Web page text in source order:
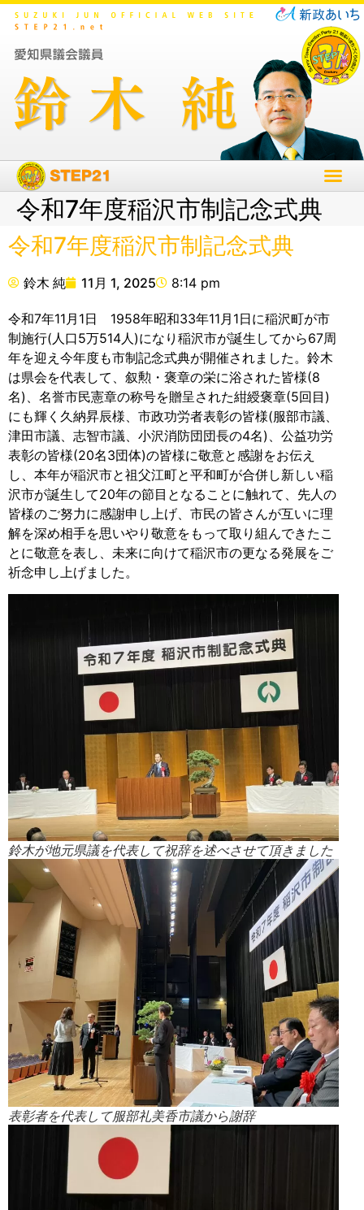
令和7年度稲沢市制記念式典
令和7年度稲沢市制記念式典
鈴木 純 11月 1, 2025 8:14 pm
令和7年11月1日 1958年昭和33年11月1日に稲沢町が市
制施行(人口5万514人)になり稲沢市が誕生してから67周
年を迎え今年度も市制記念式典が開催されました。鈴木
は県会を代表して、叙勲・褒章の栄に浴された皆様(8
名)、名誉市民憲章の称号を贈呈された紺綬褒章(5回目)
にも輝く久納昇辰様、市政功労者表彰の皆様(服部市議、
津田市議、志智市議、小沢消防団団長の4名)、公益功労
表彰の皆様(20名3団体)の皆様に敬意と感謝をお伝え
し、本年が稲沢市と祖父江町と平和町が合併し新しい稲
沢市が誕生して20年の節目となることに触れて、先人の
皆様のご努力に感謝申し上げ、市民の皆さんが互いに理
解を深め相手を思いやり敬意をもって取り組んできたこ
とに敬意を表し、未来に向けて稲沢市の更なる発展をご
祈念申し上げました。
鈴木が地元県議を代表して祝辞を述べさせて頂きました
表彰者を代表して服部礼美香市議から謝辞